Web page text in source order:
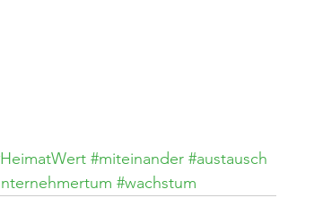
#miteinander #austausch
#wachstum